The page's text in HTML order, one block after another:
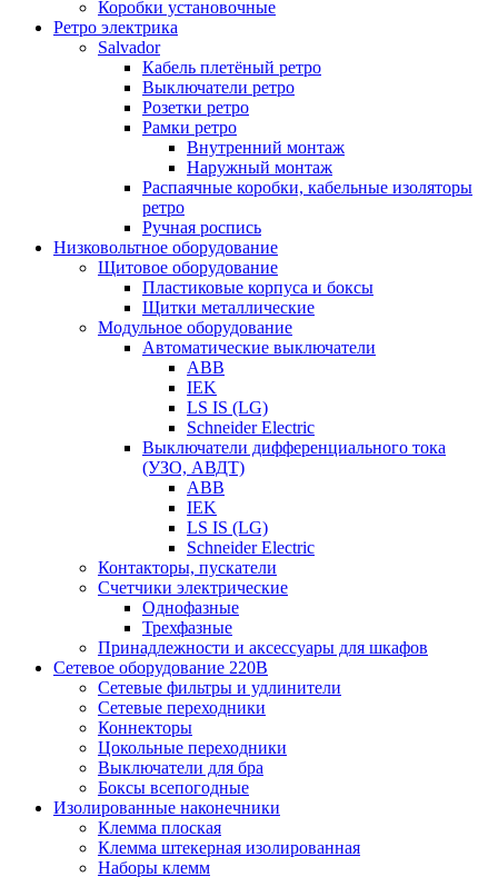
Коробки установочные
Ретро электрика
Salvador
Кабель плетёный ретро
Выключатели ретро
Розетки ретро
Рамки ретро
Внутренний монтаж
Наружный монтаж
Распаячные коробки, кабельные изоляторы
ретро
Ручная роспись
Низковольтное оборудование
Щитовое оборудование
Пластиковые корпуса и боксы
Щитки металлические
Модульное оборудование
Автоматические выключатели
ABB
IEK
LS IS (LG)
Schneider Electric
Выключатели дифференциального тока
(УЗО, АВДТ)
ABB
IEK
LS IS (LG)
Schneider Electric
Контакторы, пускатели
Счетчики электрические
Однофазные
Трехфазные
Принадлежности и аксессуары для шкафов
Сетевое оборудование 220В
Сетевые фильтры и удлинители
Сетевые переходники
Коннекторы
Цокольные переходники
Выключатели для бра
Боксы всепогодные
Изолированные наконечники
Клемма плоская
Клемма штекерная изолированная
Наборы клемм